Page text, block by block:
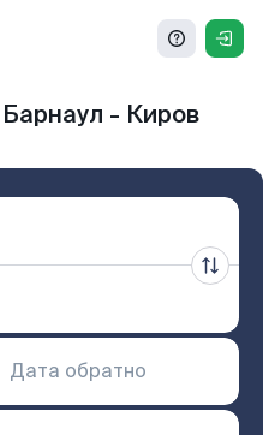
- Киров